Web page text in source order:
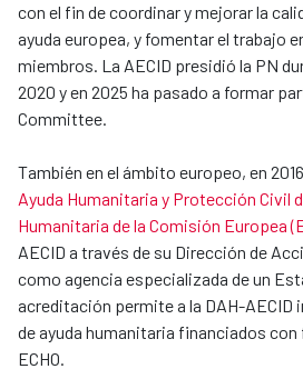
con el fin de coordinar y mejorar la
ayuda europea, y fomentar el trabajo
miembros. La AECID presidió la PN
2020 y en 2025 ha pasado a formar
Committee.
También en el ámbito europeo, en
Ayuda Humanitaria y Protección Civil
Humanitaria de la Comisión Europea
AECID a través de su Dirección de
como agencia especializada de un
acreditación permite a la DAH-
de ayuda humanitaria financiados
ECHO.